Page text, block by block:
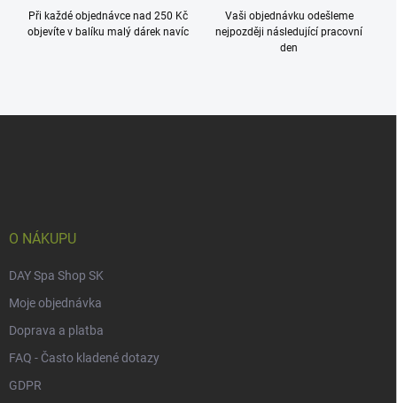
Při každé objednávce nad 250 Kč
objevíte v balíku malý dárek navíc
Vaši objednávku odešleme
nejpozději následující pracovní
den
O NÁKUPU
DAY Spa Shop SK
Moje objednávka
Doprava a platba
FAQ - Často kladené dotazy
GDPR